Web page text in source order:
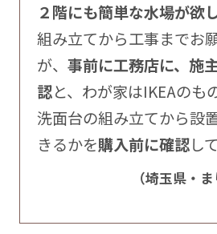
２階にも簡単な水場が欲
組み立てから工事までお
が、 事前に工務店に、施
認と、わが家はIKEAのも
洗面台の組み立てから設
きるかを購入前に確認し
（埼玉県・